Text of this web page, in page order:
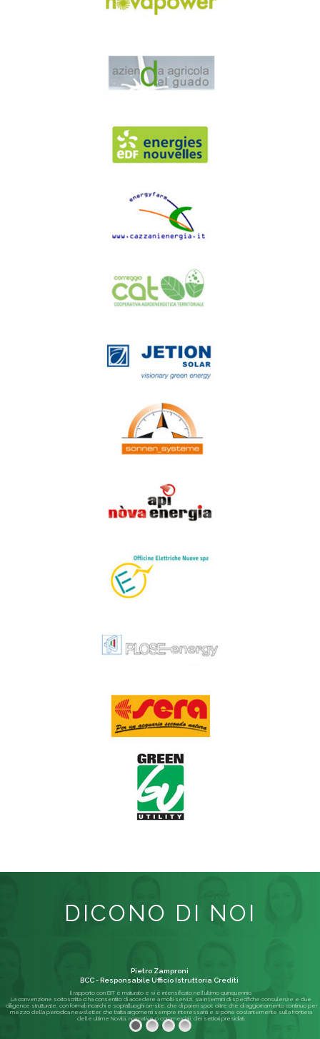
DICONO DI NOI
Il rapporto con BIT è maturato e si è intensificato nell'ultimo quinquennio.
La convenzione sottoscritta ci ha consentito di accedere a molti servizi, sia in termini di specifiche consulenze e due
diligence strutturate, con formali incarichi e sopralluoghi on-site, che di pareri spot; oltre che di aggiornamento continuo per
mezzo della periodica newsletter, che tratta argomenti sempre interessanti e si pone costantemente sulla frontiera
delle ultime Novità, normative o commerciali, dei settori presidiati.
Pietro Zamproni
BCC - Responsabile Ufficio Istruttoria Crediti
Leggi di più